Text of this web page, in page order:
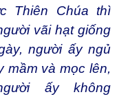
Thiên Chúa thì
vãi hạt giống
người ấy ngủ
mầm và mọc lên,
ấy không